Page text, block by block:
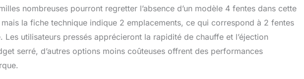
nombreuses pourront regretter l’absence d’un modèle 4 fentes dans cette
la fiche technique indique 2 emplacements, ce qui correspond à 2 fentes
utilisateurs pressés apprécieront la rapidité de chauffe et l’éjection
serré, d’autres options moins coûteuses offrent des performances